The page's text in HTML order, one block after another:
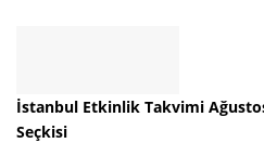
İstanbul Etkinlik Takvimi
Seçkisi